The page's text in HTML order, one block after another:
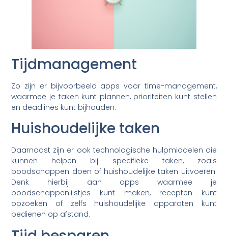
Tijdmanagement
Zo zijn er bijvoorbeeld apps voor time-management,
waarmee je taken kunt plannen, prioriteiten kunt stellen
en deadlines kunt bijhouden.
Huishoudelijke taken
Daarnaast zijn er ook technologische hulpmiddelen die
kunnen helpen bij specifieke taken, zoals
boodschappen doen of huishoudelijke taken uitvoeren.
Denk hierbij aan apps waarmee je
boodschappenlijstjes kunt maken, recepten kunt
opzoeken of zelfs huishoudelijke apparaten kunt
bedienen op afstand.